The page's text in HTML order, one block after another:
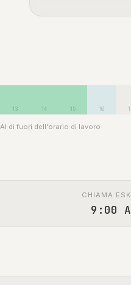
13 14 15 16
Al di fuori dell'orario di lavoro
CHIAMA
9:00